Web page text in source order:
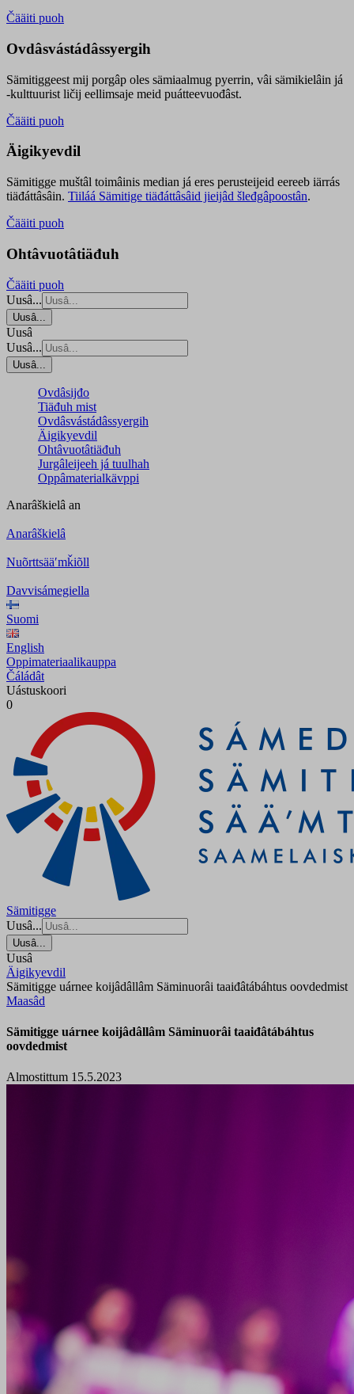
Čääiti puoh
Ovdâsvástádâssyergih
Sämitiggeest mij porgâp oles sämiaalmug pyerrin, vâi sämikielâin já
-kulttuurist ličij eellimsaje meid puátteevuođâst.
Čääiti puoh
Äigikyevdil
Sämitigge muštâl toimâinis median já eres perusteijeid eereeb iärrás
tiäđáttâsâin. Tiiláá Sämitige tiäđáttâsâid jieijâd šleđgâpoostân.
Čääiti puoh
Ohtâvuotâtiäđuh
Čääiti puoh
Uusâ...
Uusâ...
Uusâ
Uusâ...
Uusâ...
Ovdâsijđo
Tiäđuh mist
Ovdâsvástádâssyergih
Äigikyevdil
Ohtâvuotâtiäđuh
Jurgâleijeeh já tuulhah
Oppâmaterialkävppi
Anarâškielâ an
Anarâškielâ
Nuõrttsääʹmǩiõll
Davvisámegiella
Suomi
English
Oppimateriaalikauppa
Čáládât
Uástuskoori
0
Sämitigge
Uusâ...
Uusâ...
Uusâ
Äigikyevdil
Sämitigge uárnee koijâdâllâm Säminuorâi taaiđâtábáhtus oovdedmist
Maasâd
Sämitigge uárnee koijâdâllâm Säminuorâi taaiđâtábáhtus
oovdedmist
Almostittum 15.5.2023